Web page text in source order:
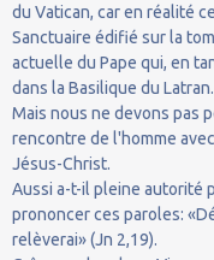
du Vatican, car en réalité
Sanctuaire édifié sur la
actuelle du Pape qui, en
dans la Basilique du Latran.
Mais nous ne devons pas
rencontre de l'homme
Jésus-Christ.
Aussi a-t-il pleine autorité
prononcer ces paroles:
relèverai» (Jn 2,19).